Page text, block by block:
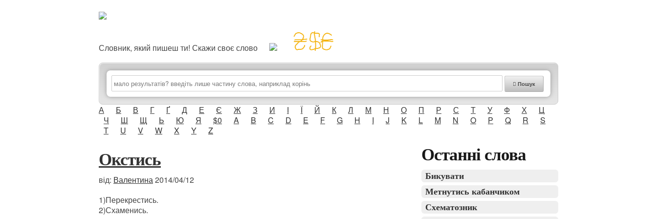
Словник, який пишеш ти! Скажи своє слово
Пошук
А Б В Г Ґ Д Е Є Ж З И І Ї Й К Л М Н О П Р С Т У Ф Х
Ц
Ч
Ш Щ Ь Ю Я $0 A B C D E F G H I J K L M N O P Q R
S
T
U V W X Y Z
Окстись
від: Валентина2014/04/12
1)Перекрестись.
2)Схаменись.
Останні слова
Бикувати
Метнутись кабанчиком
Схематозник